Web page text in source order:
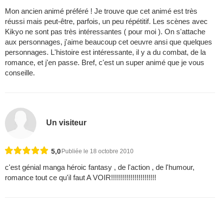
Mon ancien animé préféré ! Je trouve que cet animé est très
réussi mais peut-être, parfois, un peu répétitif. Les scènes avec
Kikyo ne sont pas très intéressantes ( pour moi ). On s'attache
aux personnages, j'aime beaucoup cet oeuvre ansi que quelques
personnages. L'histoire est intéressante, il y a du combat, de la
romance, et j'en passe. Bref, c'est un super animé que je vous
conseille.
Un visiteur
5,0 Publiée le 18 octobre 2010
c'est génial manga héroic fantasy , de l'action , de l'humour,
romance tout ce qu'il faut A VOIR!!!!!!!!!!!!!!!!!!!!!!!